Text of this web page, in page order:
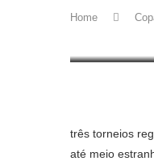
HomeCOPA
três torneios
até meio